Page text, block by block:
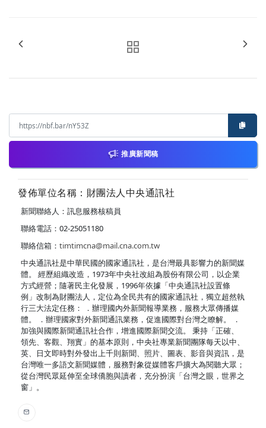
推廣新聞稿
發佈單位名稱：財團法人中央通訊社
新聞聯絡人：訊息服務核稿員
聯絡電話：02-25051180
聯絡信箱： timtimcna@mail.cna.com.tw
中央通訊社是中華民國的國家通訊社，是台灣最具影響力的新聞媒
體。 經歷組織改造，1973年中央社改組為股份有限公司，以企業
方式經營；隨著民主化發展，1996年依據「中央通訊社設置條
例」改制為財團法人，定位為全民共有的國家通訊社，獨立超然執
行三大法定任務： ．辦理國內外新聞報導業務，服務大眾傳播媒
體。 ．辦理國家對外新聞通訊業務，促進國際對台灣之瞭解。 ．
加強與國際新聞通訊社合作，增進國際新聞交流。 秉持「正確、
領先、客觀、翔實」的基本原則，中央社專業新聞團隊每天以中、
英、日文即時對外發出上千則新聞、照片、圖表、影音與資訊，是
台灣唯一多語文新聞媒體，服務對象從媒體客戶擴大為閱聽大眾；
從台灣民眾延伸至全球僑胞與讀者，充分扮演「台灣之眼，世界之
窗」。